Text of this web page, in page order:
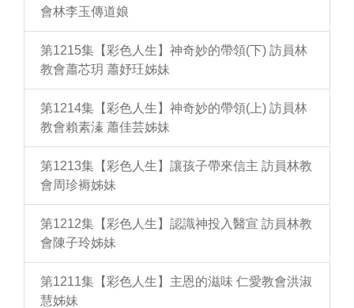
會林李玉傳道娘
第1215集【彩色人生】神奇妙的帶領(下) 訪員林
教會蕭芯玥 蕭妤玨姊妹
第1214集【彩色人生】神奇妙的帶領(上) 訪員林
教會賴素溱 蕭佳芸姊妹
第1213集【彩色人生】讓孩子帶來信主 訪員林教
會周珍褥姊妹
第1212集【彩色人生】認識神投入醫宣 訪員林教
會陳子玲姊妹
第1211集【彩色人生】主恩的滋味 仁愛教會洪淑
慧姊妹